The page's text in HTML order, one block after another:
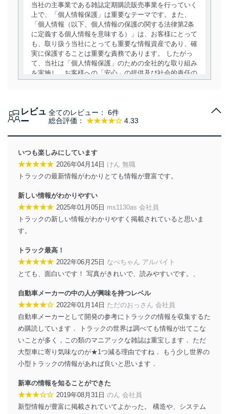
当社の主事業である雑誌定期購読販売事業を行っていく
上で、「個人情報保護」は重要なテーマです。また、
「個人情報（以下、個人情報の保護の関する法律第2条
に定義する個人情報を意味する）」は、お客様にとって
も、取り扱う当社にとっても重要な情報資産であり、確
実に保護することは重要な責務であります。 したがっ
て、当社は「個人情報保護」のための全社的な取り組み
を実施し、お客様への「安心」の提供及び社会的責任の
当社は、個人情報の取得・利用・提供に際して、その利
得・利用・提供を行います。また、当社が保有している
個人情報は、同意を得ずに目的外利用、第三者への提
供・開示は行いません。当社においてはこれらの取り組
みを確実にするため、従業者等の教育を徹底してまいり
措置を講じます。
法令遵守
に、これらの法令及びその他の規範を常に適合させま
す。
当社は、個人情報の正確性及び安全性を確保するため
に、下記セキュリティ対策をはじめとする安全対策を実
施し、個人情報の漏えい、滅失またはき損の防止及び是
正に努めます。
アクセス制御
個人データを取り扱うことのできる機器及び当該
機器を取り扱う従業者を明確化し、 個人データへ
アクセス者の識別と認証
機器に標準装備されているユーザー制御機能（ユ
ーザーアカウント制御）により、個人情報データ
レビュ
ー
総合評価： ★★★★☆ 4.33
全てのレビュー： 6件
いつも楽しみにしています
★★★★★ 2026年04月14日 けん 無職
トラックの最新情報がわかりとても情報が豊富です。
新しい情報がわかりやすい
★★★★★ 2025年01月05日 ms1130as 会社員
トラックの新しい情報がわかりやすく掲載されていると思いま
す。
トラック最高！
★★★★★ 2022年06月25日 なべちゃん アルバイト
とても、面白いです！ 写真がきれいで、読みやすいです。、
自動車メーカーの中の人が興味を持つレベル
★★★★☆ 2022年01月14日 ただのおっさん 会社員
自動車メーカーとして開発の参考にトラックの情報を収集するた
め購読しています． トラックの世界は調べても情報が出てこな
いことが多く，この類のマニアックな雑誌は重宝します． ただ
大型車に寄り気味なのが★1つ減る理由ですね． もう少し世界の
小型トラックの情報があれば良いと思います．
新車の情報を知ることができた
★★★☆☆ 2019年08月31日 のん 会社員
新型情報が豊富に掲載されていてよかった。 構造や、システム